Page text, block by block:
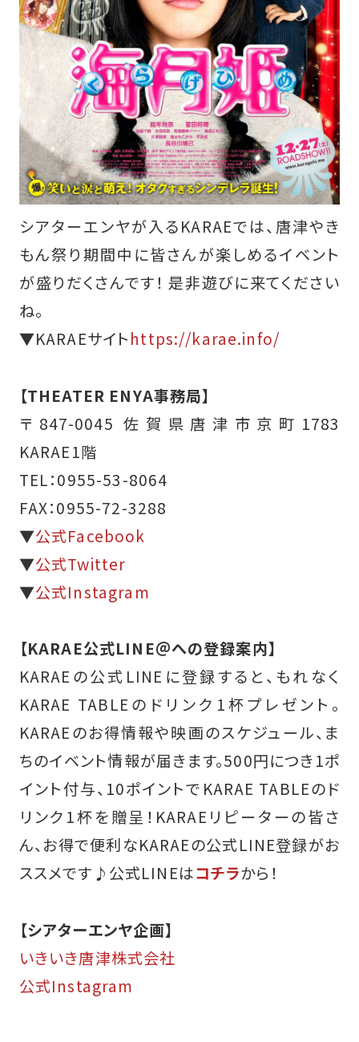
シアターエンヤが入るKARAEでは、唐津やき
もん祭り期間中に皆さんが楽しめるイベント
が盛りだくさんです！ 是非遊びに来てください
ね。
▼KARAEサイトhttps://karae.info/
【THEATER ENYA事務局】
〒847-0045 佐賀県唐津市京町1783
KARAE1階
TEL：0955-53-8064
FAX：0955-72-3288
▼公式Facebook
▼公式Twitter
▼公式Instagram
【KARAE公式LINE＠への登録案内】
KARAEの公式LINEに登録すると、もれなく
KARAE TABLEのドリンク1杯プレゼント。
KARAEのお得情報や映画のスケジュール、ま
ちのイベント情報が届きます。500円につき1ポ
イント付与、10ポイントでKARAE TABLEのド
リンク1杯を贈呈！KARAEリピーターの皆さ
ん、お得で便利なKARAEの公式LINE登録がお
ススメです♪ 公式LINEはコチラから！
【シアターエンヤ企画】
いきいき唐津株式会社
公式Instagram